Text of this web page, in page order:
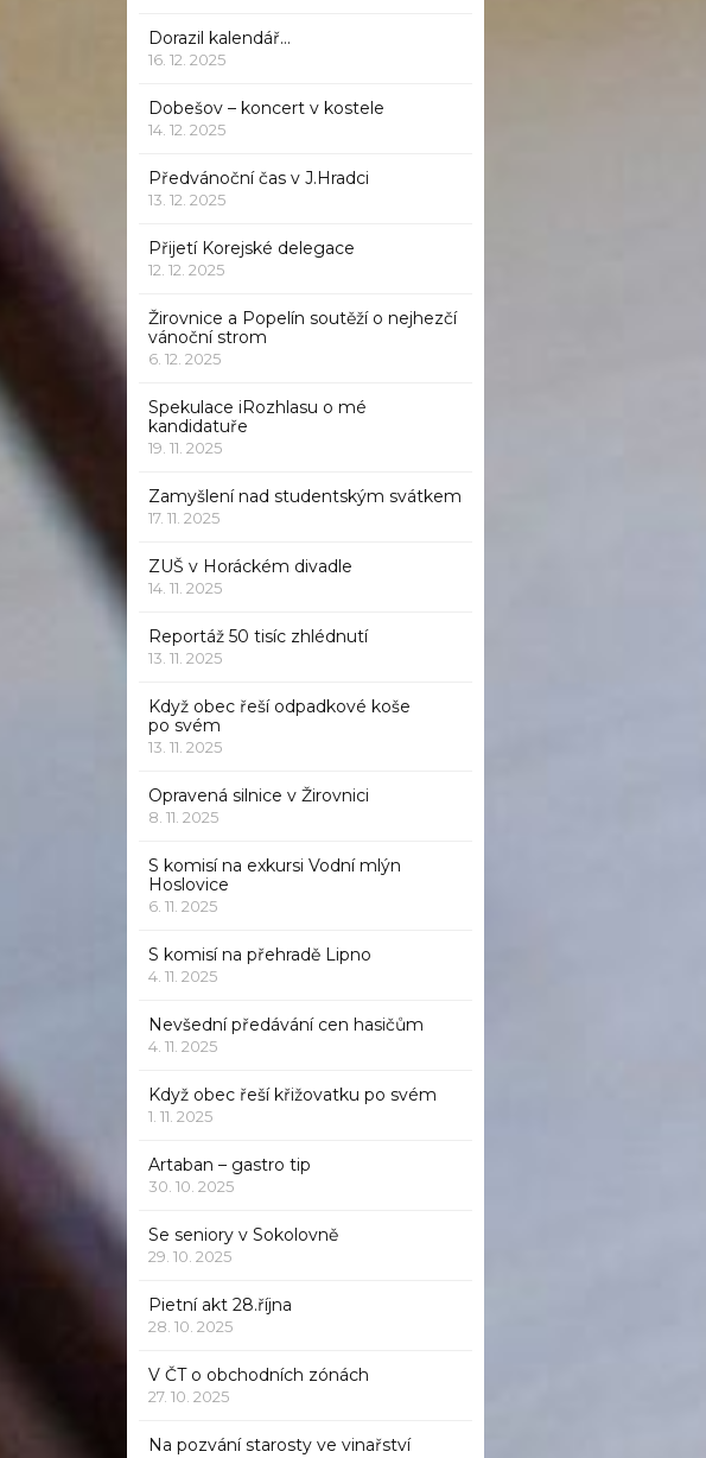
Dorazil kalendář…
16. 12. 2025
Dobešov – koncert v kostele
14. 12. 2025
Předvánoční čas v J.Hradci
13. 12. 2025
Přijetí Korejské delegace
12. 12. 2025
Žirovnice a Popelín soutěží o nejhezčí
vánoční strom
6. 12. 2025
Spekulace iRozhlasu o mé
kandidatuře
19. 11. 2025
Zamyšlení nad studentským svátkem
17. 11. 2025
ZUŠ v Horáckém divadle
14. 11. 2025
Reportáž 50 tisíc zhlédnutí
13. 11. 2025
Když obec řeší odpadkové koše
po svém
13. 11. 2025
Opravená silnice v Žirovnici
8. 11. 2025
S komisí na exkursi Vodní mlýn
Hoslovice
6. 11. 2025
S komisí na přehradě Lipno
4. 11. 2025
Nevšední předávání cen hasičům
4. 11. 2025
Když obec řeší křižovatku po svém
1. 11. 2025
Artaban – gastro tip
30. 10. 2025
Se seniory v Sokolovně
29. 10. 2025
Pietní akt 28.října
28. 10. 2025
V ČT o obchodních zónách
27. 10. 2025
Na pozvání starosty ve vinařství